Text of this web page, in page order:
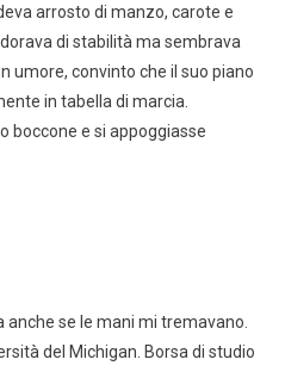
arrosto di manzo, carote e
di stabilità ma sembrava
umore, convinto che il suo piano
in tabella di marcia.
boccone e si appoggiasse
anche se le mani mi tremavano.
del Michigan. Borsa di studio